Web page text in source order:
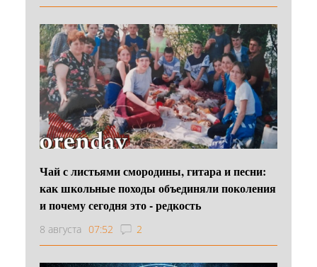
Чай с листьями смородины, гитара и песни:
как школьные походы объединяли поколения
и почему сегодня это - редкость
8 августа 07:52 2